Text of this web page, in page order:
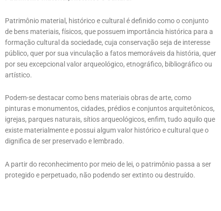
Patrimônio material, histórico e cultural é definido como o conjunto
de bens materiais, físicos, que possuem importância histórica para a
formação cultural da sociedade, cuja conservação seja de interesse
público, quer por sua vinculação a fatos memoráveis da história, quer
por seu excepcional valor arqueológico, etnográfico, bibliográfico ou
artístico.
Podem-se destacar como bens materiais obras de arte, como
pinturas e monumentos, cidades, prédios e conjuntos arquitetônicos,
igrejas, parques naturais, sítios arqueológicos, enfim, tudo aquilo que
existe materialmente e possui algum valor histórico e cultural que o
dignifica de ser preservado e lembrado.
A partir do reconhecimento por meio de lei, o patrimônio passa a ser
protegido e perpetuado, não podendo ser extinto ou destruído.